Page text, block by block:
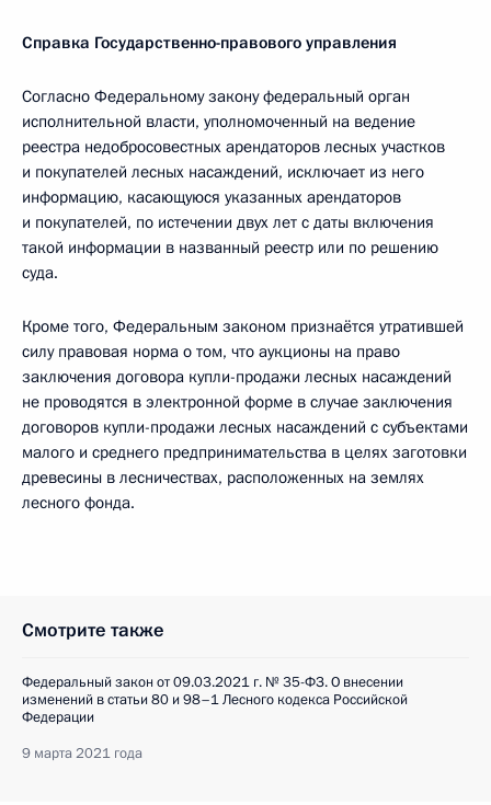
Справка Государственно-правового управления
Согласно Федеральному закону федеральный орган
исполнительной власти, уполномоченный на ведение
реестра недобросовестных арендаторов лесных участков
и покупателей лесных насаждений, исключает из него
информацию, касающуюся указанных арендаторов
и покупателей, по истечении двух лет с даты включения
такой информации в названный реестр или по решению
суда.
Кроме того, Федеральным законом признаётся утратившей
силу правовая норма о том, что аукционы на право
заключения договора купли-продажи лесных насаждений
не проводятся в электронной форме в случае заключения
договоров купли-продажи лесных насаждений с субъектами
малого и среднего предпринимательства в целях заготовки
древесины в лесничествах, расположенных на землях
лесного фонда.
Смотрите также
Федеральный закон от 09.03.2021 г. № 35-ФЗ. О внесении
изменений в статьи 80 и 98–1 Лесного кодекса Российской
Федерации
9 марта 2021 года